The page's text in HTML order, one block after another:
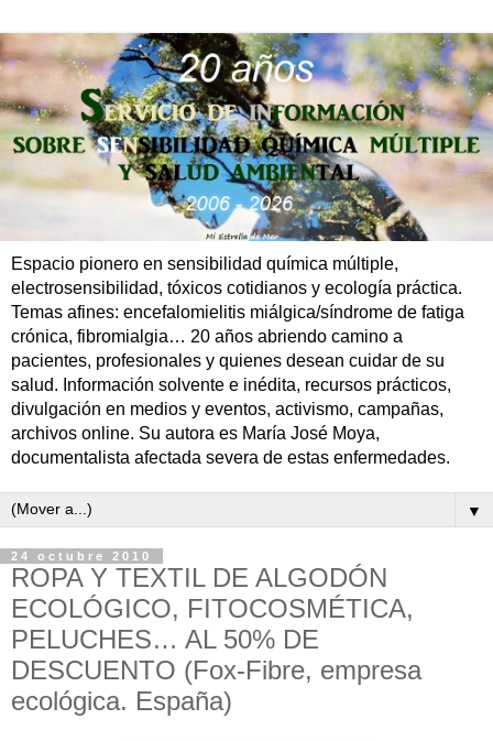
Espacio pionero en sensibilidad química múltiple,
electrosensibilidad, tóxicos cotidianos y ecología práctica.
Temas afines: encefalomielitis miálgica/síndrome de fatiga
crónica, fibromialgia… 20 años abriendo camino a
pacientes, profesionales y quienes desean cuidar de su
salud. Información solvente e inédita, recursos prácticos,
divulgación en medios y eventos, activismo, campañas,
archivos online. Su autora es María José Moya,
documentalista afectada severa de estas enfermedades.
▼
24 octubre 2010
ROPA Y TEXTIL DE ALGODÓN
ECOLÓGICO, FITOCOSMÉTICA,
PELUCHES… AL 50% DE
DESCUENTO (Fox-Fibre, empresa
ecológica. España)